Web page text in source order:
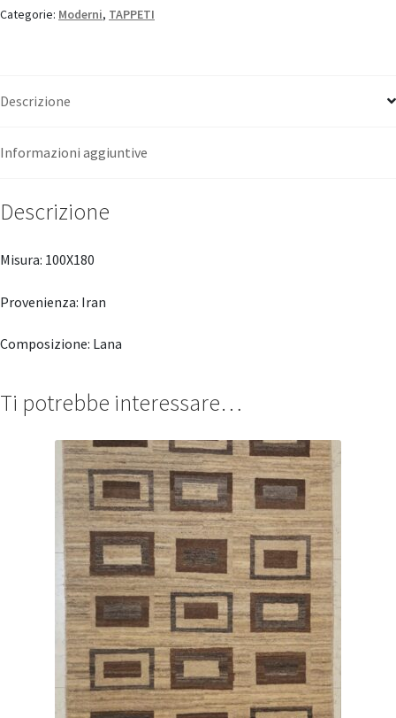
Categorie: Moderni, TAPPETI
Descrizione
Informazioni aggiuntive
Descrizione
Misura: 100X180
Provenienza: Iran
Composizione: Lana
Ti potrebbe interessare…